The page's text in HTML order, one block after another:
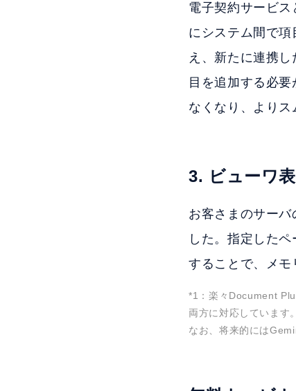
電子契約サービ
にシステム間で
え、新たに連携
目を追加する必
なくなり、よりス
3. ビューワ
お客さまのサー
した。指定した
することで、メモ
*1：楽々Document
両方に対応しています
なお、将来的には